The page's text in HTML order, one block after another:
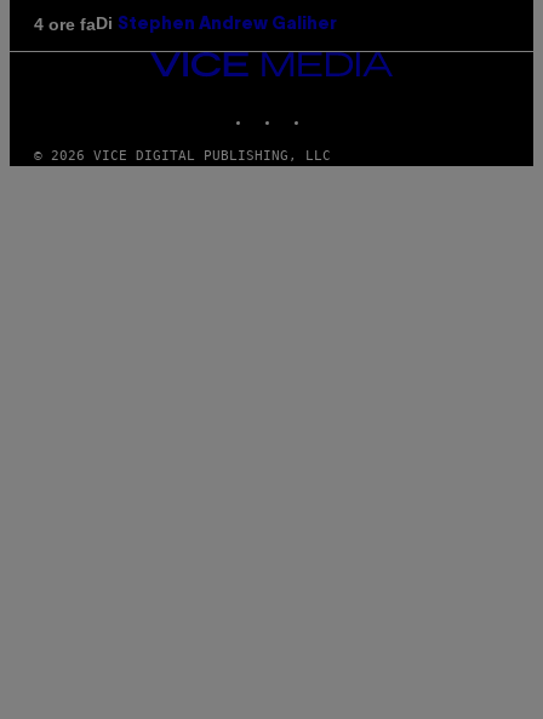
4 ore faDi Stephen Andrew Galiher
VICE
© 2026 VICE DIGITAL PUBLISHING, LLC